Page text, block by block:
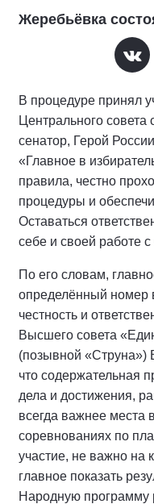
Жеребьёвка
В процедуре принял
Центрального
сенатор, Герой России
«Главное в
правила, честно
процедуры и
Оставаться
себе и своей работе
По его словам,
определённый номер
честность и
Высшего совета
(позывной «Струна»)
что содержательная
дела и достижения,
всегда важнее места
соревнованиях по
участие, не важно
главное показать
Народную программу